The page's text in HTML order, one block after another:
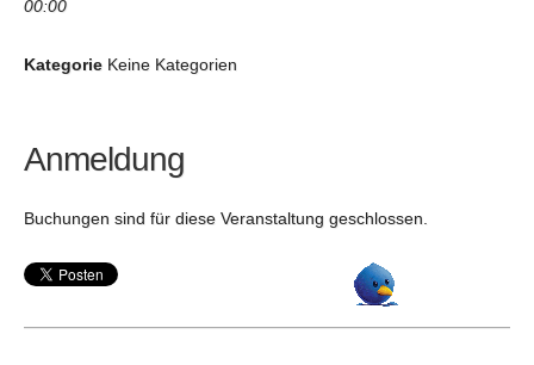
00:00
Kategorie Keine Kategorien
Anmeldung
Buchungen sind für diese Veranstaltung geschlossen.